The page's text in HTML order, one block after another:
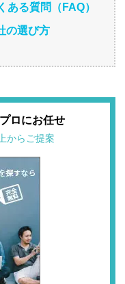
る質問（FAQ）
の選び方
ロにお任せ
からご提案